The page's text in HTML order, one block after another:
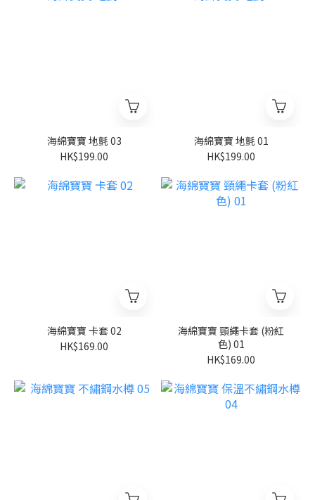
海綿寶寶 地氈 03
HK$199.00
海綿寶寶 地氈 01
HK$199.00
海綿寶寶 卡套 02
HK$169.00
海綿寶寶 頸繩卡套 (粉紅
色) 01
HK$169.00